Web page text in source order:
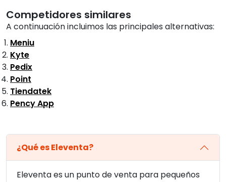
Competidores similares
A continuación incluimos las principales alternativas:
Meniu
Kyte
Pedix
Point
Tiendatek
Pency App
¿Qué es Eleventa?
Eleventa es un punto de venta para pequeños